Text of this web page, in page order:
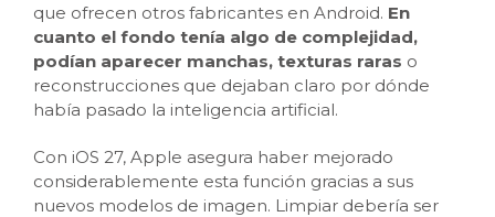
que ofrecen otros fabricantes en Android. En
cuanto el fondo tenía algo de complejidad,
podían aparecer manchas, texturas raras o
reconstrucciones que dejaban claro por dónde
había pasado la inteligencia artificial.
Con iOS 27, Apple asegura haber mejorado
considerablemente esta función gracias a sus
nuevos modelos de imagen. Limpiar debería ser